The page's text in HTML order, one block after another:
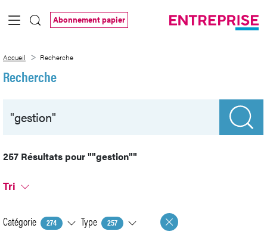
Saut au contenu principal
Abonnement papier
Accueil Recherche
Recherche
257 Résultats pour""gestion""
Tri
Catégorie 274 Type 257